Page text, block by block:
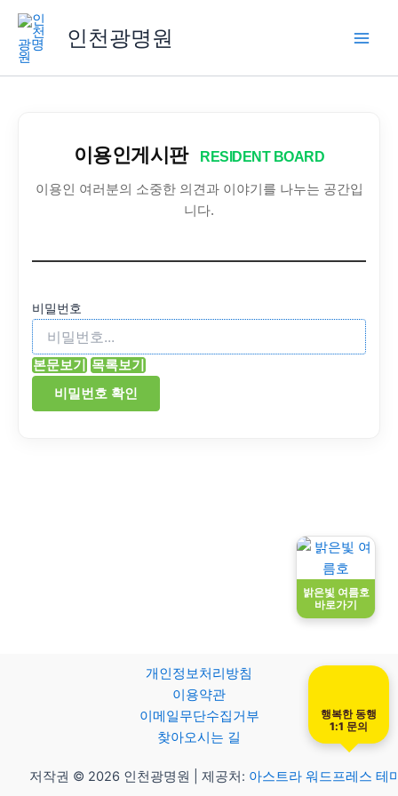
밝은빛 여름호
바로가기
로
인천광명원
이용인게시판 RESIDENT BOARD
이용인 여러분의 소중한 의견과 이야기를 나누는 공간입
니다.
비밀번호
본문보기 목록보기
비밀번호 확인
개인정보처리방침
이용약관
이메일무단수집거부
찾아오시는 길
저작권 © 2026 인천광명원 | 제공처: 아스트라 워드프레스 테
행복한 동행
1:1 문의